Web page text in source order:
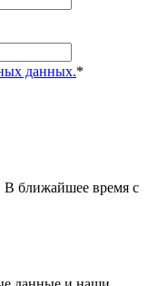
данных.*
В ближайшее время с